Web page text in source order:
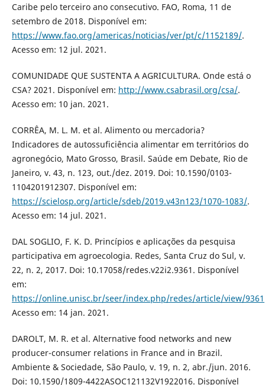
Caribe pelo terceiro ano consecutivo. FAO, Roma, 11 de
setembro de 2018. Disponível em:
https://www.fao.org/americas/noticias/ver/pt/c/1152189/.
Acesso em: 12 jul. 2021.
COMUNIDADE QUE SUSTENTA A AGRICULTURA. Onde está o
CSA? 2021. Disponível em: http://www.csabrasil.org/csa/.
Acesso em: 10 jan. 2021.
CORRÊA, M. L. M. et al. Alimento ou mercadoria?
Indicadores de autossuficiência alimentar em territórios do
agronegócio, Mato Grosso, Brasil. Saúde em Debate, Rio de
Janeiro, v. 43, n. 123, out./dez. 2019. Doi: 10.1590/0103-
1104201912307. Disponível em:
https://scielosp.org/article/sdeb/2019.v43n123/1070-1083/.
Acesso em: 14 jul. 2021.
DAL SOGLIO, F. K. D. Princípios e aplicações da pesquisa
participativa em agroecologia. Redes, Santa Cruz do Sul, v.
22, n. 2, 2017. Doi: 10.17058/redes.v22i2.9361. Disponível
em:
https://online.unisc.br/seer/index.php/redes/article/view/9361
Acesso em: 14 jan. 2021.
DAROLT, M. R. et al. Alternative food networks and new
producer-consumer relations in France and in Brazil.
Ambiente & Sociedade, São Paulo, v. 19, n. 2, abr./jun. 2016.
Doi: 10.1590/1809-4422ASOC121132V1922016. Disponível